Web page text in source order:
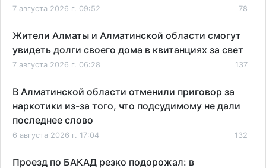
7 августа 2026 г. 09:52 78
Жители Алматы и Алматинской области смогут
увидеть долги своего дома в квитанциях за свет
7 августа 2026 г. 06:28 137
В Алматинской области отменили приговор за
наркотики из-за того, что подсудимому не дали
последнее слово
6 августа 2026 г. 17:04 132
Проезд по БАКАД резко подорожал: в